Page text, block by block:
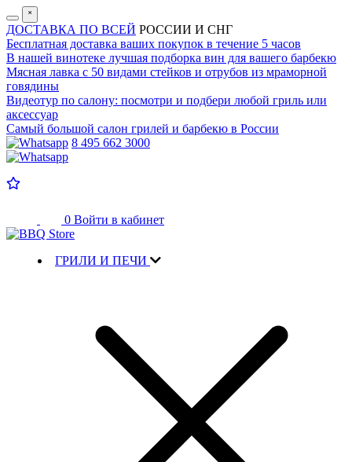
˟
ДОСТАВКА ПО ВСЕЙ РОССИИ И СНГ
Бесплатная доставка ваших покупок в течение 5 часов
В нашей винотеке лучшая подборка вин для вашего барбекю
Мясная лавка с 50 видами стейков и отрубов из мраморной
говядины
Видеотур по салону: посмотри и подбери любой гриль или
аксессуар
Самый большой салон грилей и барбекю в России
8 495 662 3000
0 Войти в кабинет
ГРИЛИ И ПЕЧИ